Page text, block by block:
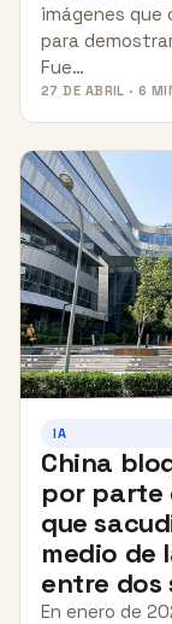
imágenes
para
Fue…
27 DE ABRIL · 6
IA
China
por parte
que
medio de
entre dos
En enero de